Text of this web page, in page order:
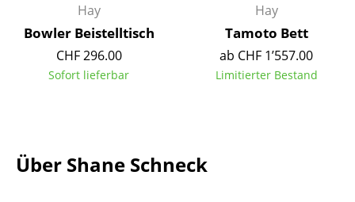
Bürosessel
Einzelteile
... alle Sitzmöbel
Beistelltische
Hay
Bowler Beistelltisch
CHF 296.00
Sofort lieferbar
Hay
Tamoto Bett
ab CHF 1’557.00
Limitierter Bestand
Über Shane Schneck